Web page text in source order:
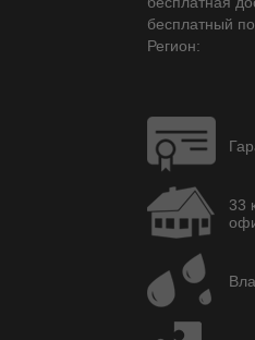
бесплатный
Регион:
33